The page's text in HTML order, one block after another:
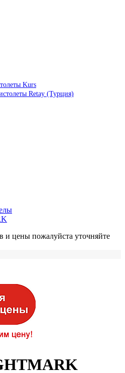
Kurs
Retay (Турция)
и цены пожалуйста уточняйте